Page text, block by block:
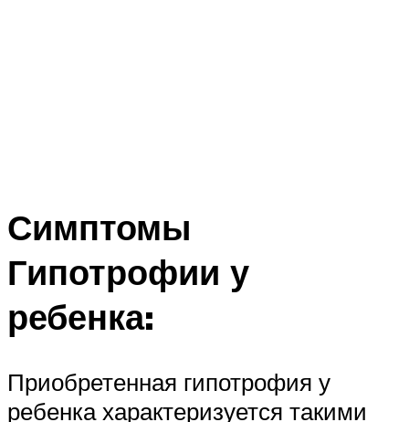
Симптомы
Гипотрофии у
ребенка:
Приобретенная гипотрофия у
ребенка характеризуется такими